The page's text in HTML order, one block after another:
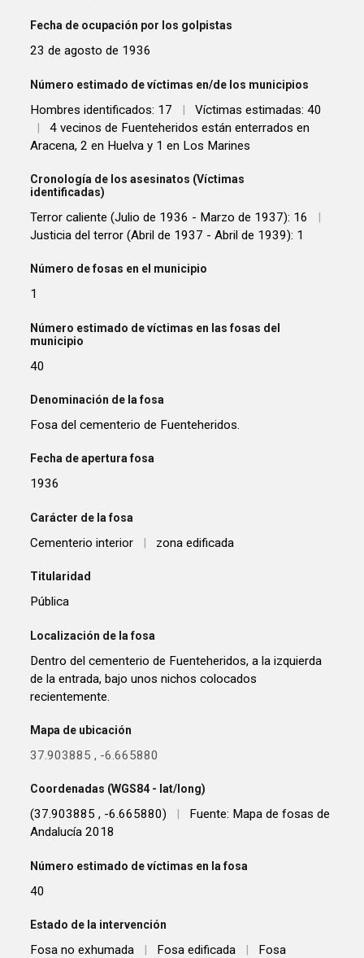
Fecha de ocupación por los golpistas
23 de agosto de 1936
Número estimado de víctimas en/de los municipios
Hombres identificados: 17 |
Víctimas estimadas: 40
|
4 vecinos de Fuenteheridos están enterrados en
Aracena, 2 en Huelva y 1 en Los Marines
Cronología de los asesinatos (Víctimas
identificadas)
Terror caliente (Julio de 1936 - Marzo de 1937): 16
|
Justicia del terror (Abril de 1937 - Abril de 1939): 1
Número de fosas en el municipio
1
Número estimado de víctimas en las fosas del
municipio
40
Denominación de la fosa
Fosa del cementerio de Fuenteheridos.
Fecha de apertura fosa
1936
Carácter de la fosa
Cementerio interior | zona edificada
Titularidad
Pública
Localización de la fosa
Dentro del cementerio de Fuenteheridos, a la izquierda
de la entrada, bajo unos nichos colocados
recientemente.
Mapa de ubicación
37.903885 , -6.665880
Coordenadas (WGS84 - lat/long)
(37.903885 , -6.665880)
Fuente: Mapa de fosas de
Andalucía 2018
Número estimado de víctimas en la fosa
40
Estado de la intervención
Fosa no exhumada | Fosa edificada | Fosa